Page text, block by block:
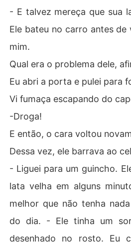
- E talvez mereça que sua
Ele bateu no carro antes de
mim.
Qual era o problema dele,
Eu abri a porta e pulei para
Vi fumaça escapando do
-Droga!
E então, o cara voltou
Dessa vez, ele barrava ao
- Liguei para um guincho.
lata velha em alguns
melhor que não tenha
do dia. - Ele tinha um
desenhado no rosto. Eu